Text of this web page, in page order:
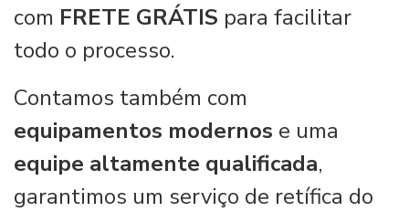
com FRETE GRÁTIS para facilitar
todo o processo.
Contamos também com
equipamentos modernos e uma
equipe altamente qualificada,
garantimos um serviço de retífica do